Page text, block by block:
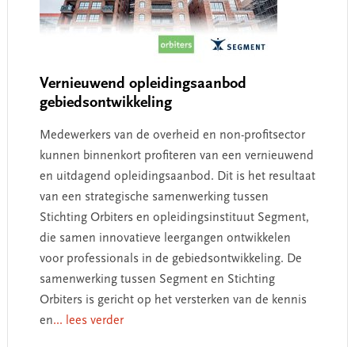
Vernieuwend opleidingsaanbod
gebiedsontwikkeling
Medewerkers van de overheid en non-profitsector
kunnen binnenkort profiteren van een vernieuwend
en uitdagend opleidingsaanbod. Dit is het resultaat
van een strategische samenwerking tussen
Stichting Orbiters en opleidingsinstituut Segment,
die samen innovatieve leergangen ontwikkelen
voor professionals in de gebiedsontwikkeling. De
samenwerking tussen Segment en Stichting
Orbiters is gericht op het versterken van de kennis
en... lees verder